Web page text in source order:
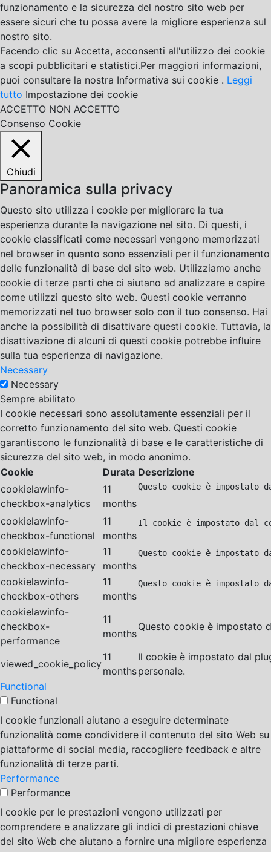
funzionamento e la sicurezza del nostro sito web per
essere sicuri che tu possa avere la migliore esperienza sul
nostro sito.
Facendo clic su Accetta, acconsenti all'utilizzo dei cookie
a scopi pubblicitari e statistici.Per maggiori informazioni,
puoi consultare la nostra Informativa sui cookie . Leggi
tutto Impostazione dei cookie
ACCETTO NON ACCETTO
Consenso Cookie
Chiudi
Panoramica sulla privacy
Questo sito utilizza i cookie per migliorare la tua
esperienza durante la navigazione nel sito. Di questi, i
cookie classificati come necessari vengono memorizzati
nel browser in quanto sono essenziali per il funzionamento
delle funzionalità di base del sito web. Utilizziamo anche
cookie di terze parti che ci aiutano ad analizzare e capire
come utilizzi questo sito web. Questi cookie verranno
memorizzati nel tuo browser solo con il tuo consenso. Hai
anche la possibilità di disattivare questi cookie. Tuttavia, la
disattivazione di alcuni di questi cookie potrebbe influire
sulla tua esperienza di navigazione.
Necessary
Necessary
Sempre abilitato
I cookie necessari sono assolutamente essenziali per il
corretto funzionamento del sito web. Questi cookie
garantiscono le funzionalità di base e le caratteristiche di
sicurezza del sito web, in modo anonimo.
Cookie
Durata Descrizione
cookielawinfo-
checkbox-analytics
11
months
Questo cookie è
cookielawinfo-
checkbox-functional
11
months
Il cookie è impostato dal
cookielawinfo-
checkbox-necessary
11
months
Questo cookie è impostato
cookielawinfo-
checkbox-others
11
months
Questo cookie è
cookielawinfo-
checkbox-
performance
11
months
Questo cookie è impostato
viewed_cookie_policy
11
months
Il cookie è impostato dal
personale.
Functional
Functional
I cookie funzionali aiutano a eseguire determinate
funzionalità come condividere il contenuto del sito Web su
piattaforme di social media, raccogliere feedback e altre
funzionalità di terze parti.
Performance
Performance
I cookie per le prestazioni vengono utilizzati per
comprendere e analizzare gli indici di prestazioni chiave
del sito Web che aiutano a fornire una migliore esperienza